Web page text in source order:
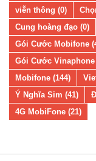
viễn thông (0)
Cung hoàng đạo (0)
Gói Cước Mobifone
Gói Cước Vinaphone
Mobifone (144)
Ý Nghĩa Sim (41)
4G MobiFone (21)